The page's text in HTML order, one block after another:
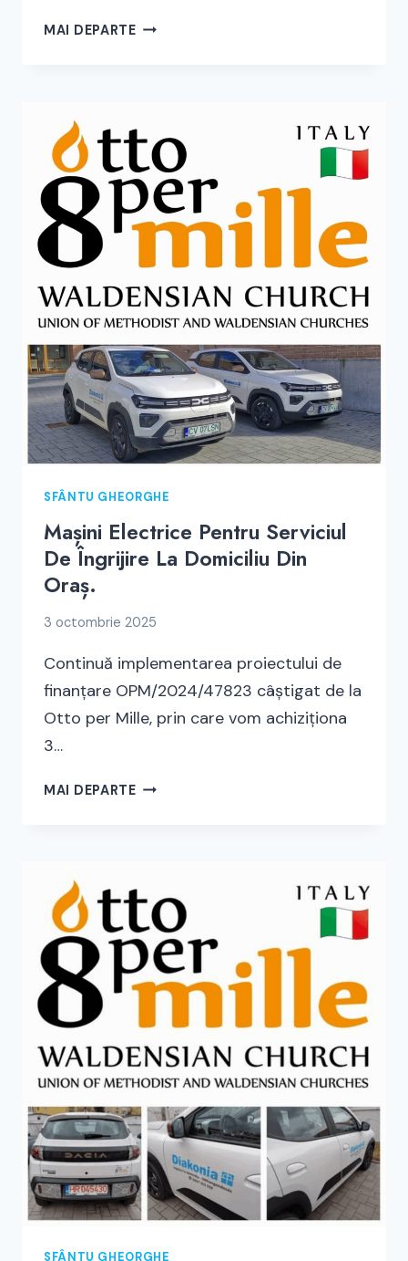
MAI DEPARTEPROIECT
FILIALEI
TÂRGU
MUREȘ
A
FUNDAȚIEI
DIAKONIA
SFÂNTU GHEORGHE
Mașini Electrice Pentru Serviciul
De Îngrijire La Domiciliu Din
Oraș.
3 octombrie 2025
Continuă implementarea proiectului de
finanțare OPM/2024/47823 câștigat de la
Otto per Mille, prin care vom achiziționa
3…
MAI DEPARTEMAȘINI
ÎNGRIJIRE
LA
DOMICILIU
DIN
ORAȘ.
SFÂNTU GHEORGHE